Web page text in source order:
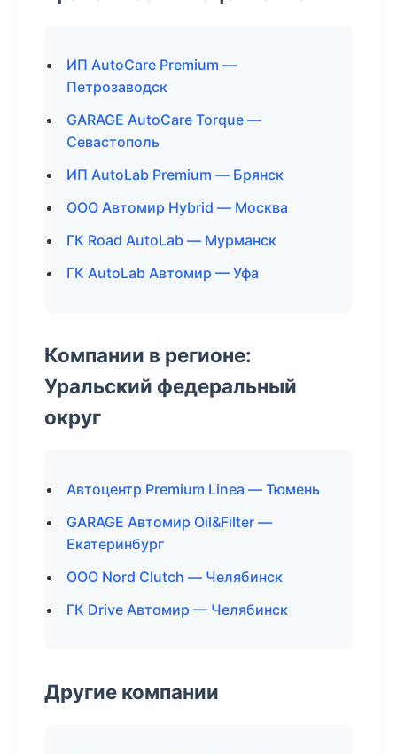
ИП AutoCare Premium —
Петрозаводск
GARAGE AutoCare Torque —
Севастополь
ИП AutoLab Premium — Брянск
ООО Автомир Hybrid — Москва
ГК Road AutoLab — Мурманск
ГК AutoLab Автомир — Уфа
Компании в регионе:
Уральский федеральный
округ
Автоцентр Premium Linea — Тюмень
GARAGE Автомир Oil&Filter —
Екатеринбург
ООО Nord Clutch — Челябинск
ГК Drive Автомир — Челябинск
Другие компании